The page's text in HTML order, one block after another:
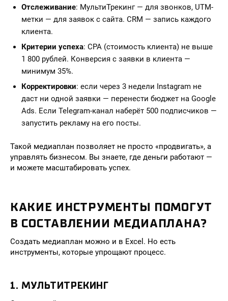
Отслеживание: МультиТрекинг — для звонков, UTM-
метки — для заявок с сайта. CRM — запись каждого
клиента.
Критерии успеха: CPA (стоимость клиента) не выше
1 800 рублей. Конверсия с заявки в клиента —
минимум 35%.
Корректировки: если через 3 недели Instagram не
даст ни одной заявки — перенести бюджет на Google
Ads. Если Telegram-канал наберёт 500 подписчиков —
запустить рекламу на его посты.
Такой медиаплан позволяет не просто «продвигать», а
управлять бизнесом. Вы знаете, где деньги работают —
и можете масштабировать успех.
КАКИЕ ИНСТРУМЕНТЫ ПОМОГУТ
В СОСТАВЛЕНИИ МЕДИАПЛАНА?
Создать медиаплан можно и в Excel. Но есть
инструменты, которые упрощают процесс.
1. МУЛЬТИТРЕКИНГ